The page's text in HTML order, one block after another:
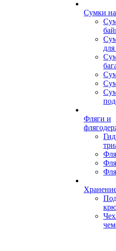
Сумки
Фляги и